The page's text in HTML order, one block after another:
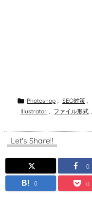
 Photoshop SEO対策
Illustrator
ファイル形式
Let's Share!!
0
B! 0 0